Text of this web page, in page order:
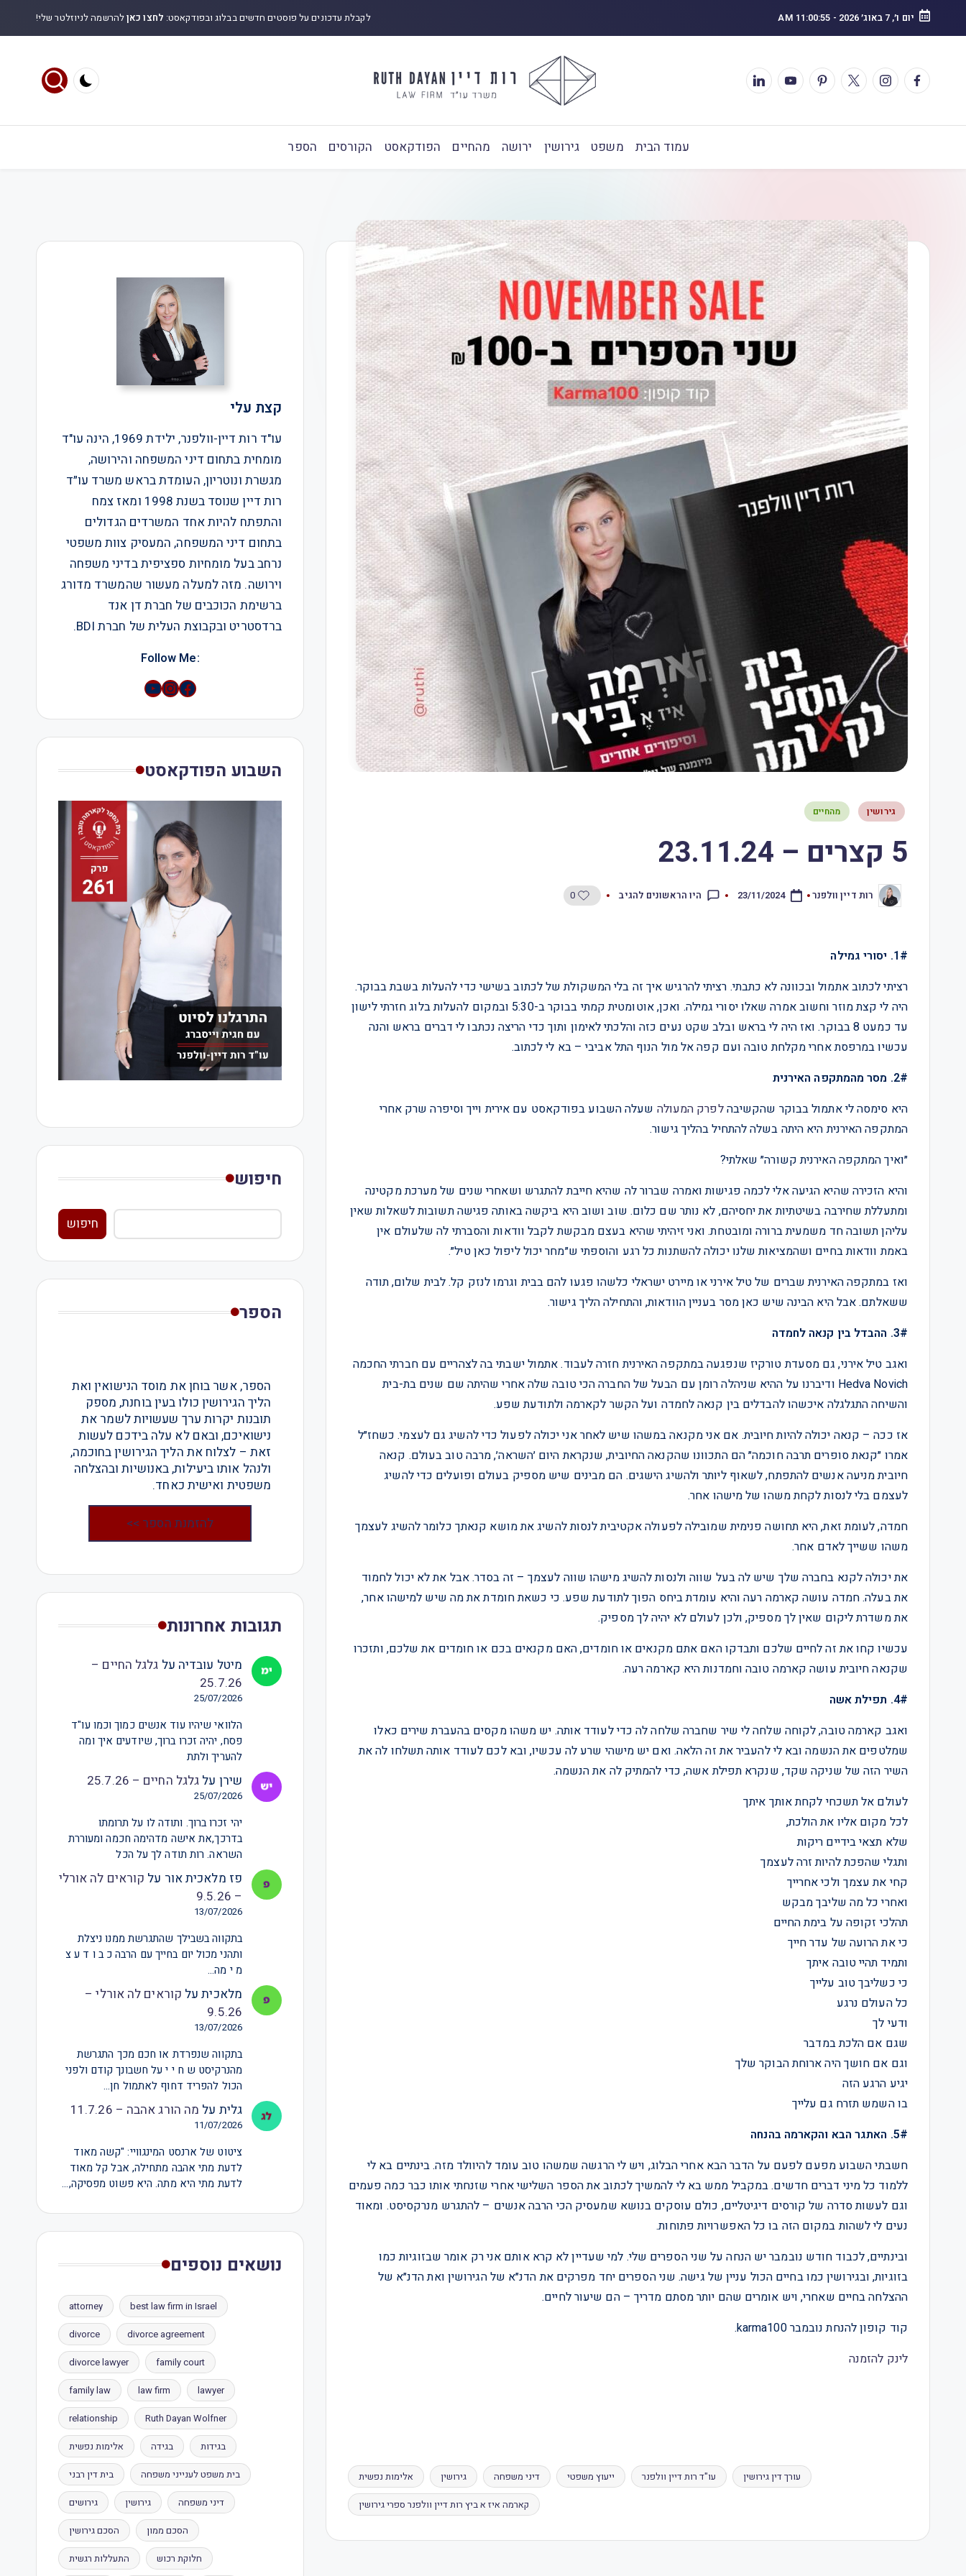
יום ו׳, 7 באוג׳ 2026 -
11:00:56 AM לקבלת עדכונים על פוסטים חדשים בבלוג ובפודקאסט: לחצו כאןלהרשמה לניוזלטר שלי!
עמוד הבית משפט גירושין ירושה מהחיים הפודקאסט הקורסים הספר
גירושין מהחיים
5 קצרים – 23.11.24
רות דיין וולפנר 23/11/2024 היו הראשונים להגיב 0
1#. יסורי גמילה
רציתי לכתוב אתמול ובכוונה לא כתבתי. רציתי להרגיש איך זה בלי המשקולת של לכתוב בשישי כדי להעלות בשבת בבוקר.
היה לי קצת מוזר וחשוב אמרה שאלו יסורי גמילה. ואכן, אוטומטית קמתי בבוקר ב-5:30 ובמקום להעלות בלוג חזרתי לישון
עד כמעט 8 בבוקר. ואז היה לי בראש ובלב שקט נעים כזה והלכתי לאימון ותוך כדי הריצה נכתבו לי דברים בראש והנה
עכשיו במרפסת אחרי מקלחת טובה ועם קפה אל מול הנוף התל אביבי – בא לי לכתוב.
2#. מסר מהמתקפה האירנית
היא סימסה לי אתמול בבוקר שהקשיבהלפרק המעולה שעלה השבוע בפודקאסט עם אירית וייך וסיפרה שרק אחרי
המתקפה האירנית היא היתה בשלה להתחיל בהליך גישור.
״ואיך המתקפה האירנית קשורה״ שאלתי?
והיא הזכירה שהיא הגיעה אלי לכמה פגישות ואמרה שברור לה שהיא חייבת להתגרש ושאחרי שנים של מערכת מקטינה
ומתעללת שחירבה בשיטתיות את יחסיהם, לא נותר שם כלום. שוב ושוב היא ביקשה באותה פגישה תשובות לשאלות שאין
עליהן תשובה חד משמעית ברורה ומובטחת. ואני זיהיתי שהיא בעצם מבקשת לקבל וודאות והסברתי לה שלעולם אין
באמת וודאות בחיים ושהמציאות שלנו יכולה להשתנות כל רגע והוספתי ש״מחר יכול ליפול כאן טיל״.
ואז במתקפה האירנית שברים של טיל אירני או מיירט ישראלי כלשהו פגעו להם בבית וגרמו לנזק קל. לבית שלום, תודה
ששאלתם. אבל היא הבינה שיש כאן מסר בעניין הוודאות, והתחילה הליך גישור.
3#. ההבדל בין קנאה לחמדה
ואגב טיל אירני, גם מסעדת טורקיז שנפגעה במתקפה האירנית חזרה לעבוד. אתמול ישבתי בה לצהריים עם חברתי החכמה
Hedva Novich ודיברנו על ההיא שניהלה רומן עם הבעל של החברה הכי טובה שלה אחרי שהיתה שם שנים בת-בית
והשיחה התגלגלה איכשהו להבדלים בין קנאה לחמדה ועל הקשר לקארמה ולתודעת שפע.
אז ככה – קנאה יכולה להיות חיובית. אם אני מקנאה במשהו שיש לאחר אני יכולה לפעול כדי להשיג גם לעצמי. כשחז״ל
אמרו ״קנאת סופרים תרבה חוכמה״ הם התכוונו שהקנאה החיובית, שנקראת היום ׳השראה׳, מרבה טוב בעולם. קנאה
חיובית מניעה אנשים להתפתח, לשאוף ליותר ולהשיג הישגים. הם מבינים שיש מספיק בעולם ופועלים כדי להשיג
לעצמם בלי לנסות לקחת משהו של מישהו אחר.
חמדה, לעומת זאת, היא תחושה פנימית שמובילה לפעולה אקטיבית לנסות להשיג את מושא קנאתך כלומר להשיג לעצמך
משהו ששייך לאדם אחר.
את יכולה לקנא בחברה שלך שיש לה בעל שווה ולנסות להשיג מישהו שווה לעצמך – זה בסדר. אבל את לא יכול לחמוד
את בעלה. חמדה עושה קארמה רעה והיא עומדת ביחס הפוך לתודעת שפע. כי כשאת חומדת את מה שיש למישהו אחר,
את משדרת ליקום שאין לך מספיק, ולכן לעולם לא יהיה לך מספיק.
עכשיו קחו את זה לחיים שלכם ותבדקו האם אתם מקנאים או חומדים, האם מקנאים בכם או חומדים את שלכם, ותזכרו
שקנאה חיובית עושה קארמה טובה וחמדנות היא קארמה רעה.
4#. תפילת אשה
ואגב קארמה טובה, לקוחה שלחה לי שיר שחברה שלחה לה כדי לעודד אותה. יש משהו מקסים בהעברת שירים כאלו
שמלטפים את הנשמה ובא לי להעביר את זה הלאה. ואם יש מישהי שרע לה עכשיו, ובא לכם לעודד אותה תשלחו לה את
השיר הזה של שניקה שקד, שנקרא תפילת אשה, כדי להמתיק לה את הנשמה.
לעולם אל תשכחי לקחת אותך איתך
לכל מקום אליו את הולכת,
שלא תצאי בידיים ריקות
ותגלי שהפכת להיות זרה לעצמך
קחי את עצמך ולכי אחרייך
ואחרי כל מה שליבך מבקש
תהלכי זקופה על בימת החיים
כי את הרועה של עדר חייך
ותמיד תהיי טובה איתך
כי כשליבך טוב עלייך
כל העולם נרגע
ודעי לך
שגם אם הלכת במדבר
וגם אם חושך היה ארוחת הבוקר שלך
יגיע הרגע הזה
בו השמש תזרח גם עלייך
5#. האתגר הבא והקארמה בהנחה
חשבתי השבוע מפעם לפעם על הדבר הבא אחרי הבלוג, ויש לי הרגשה שמשהו טוב עומד להיוולד מזה. בינתיים בא לי
ללמוד כל מיני דברים חדשים. במקביל ממש בא לי להמשיך לכתוב את הספר השלישי אחרי שזנחתי אותו כבר כמה פעמים
וגם לעשות סדרה של קורסים דיגיטליים, כולם עוסקים בנושא שמעסיק הכי הרבה אנשים – להתגרש מנרקסיסט. ומאוד
נעים לי לשהות במקום הזה בו כל האפשרויות פתוחות.
ובינתיים, לכבוד חודש נובמבר יש הנחה על שני הספרים שלי. למי שעדיין לא קרא אותם אני רק אומר שבזוגיות כמו
בזוגיות, ובגירושין כמו בחיים הכול עניין של גישה. שני הספרים יחד מפרקים את הדנ״א של הגירושין ואת הדנ״א של
ההצלחה בחיים שאחרי, ויש אומרים שהם יותר מסתם מדריך – הם שיעור לחיים.
קוד קופון להנחת נובמבר karma100.
לינק להזמנה
אלימות נפשית גירושין דיני משפחה ייעוץ משפטי עו"ד רות דיין וולפנר עורך דין גירושין
קארמה איז א ביץ רות דיין וולפנר ספרי גירושין
קצת עלי
עו"ד רות דיין-וולפנר, ילידת 1969, הינה עו"ד
מומחית בתחום דיני המשפחה והירושה,
מגשרת ונוטריון, העומדת בראש משרד עו״ד
רות דיין שנוסד בשנת 1998 ומאז צמח
והתפתח להיות אחד המשרדים הגדולים
בתחום דיני המשפחה, המעסיק צוות משפטי
נרחב בעל מומחיות ספציפית בדיני משפחה
וירושה. מזה למעלה מעשור שהמשרד מדורג
ברשימת הכוכבים של חברת דן אנד
ברדסטריט ובקבוצת העלית של חברת BDI.
:Follow Me
Instagram
YouTube
השבוע הפודקאסט
חיפוש
חיפוש
הספר
הספר, אשר בוחן את מוסד הנישואין ואת
הליך הגירושין כולו בעין בוחנת, מספק
תובנות יקרות ערך שעשויות לשמר את
נישואיכם, ובאם לא עלה בידכם לעשות
זאת – לצלוח את הליך הגירושין בחוכמה,
ולנהל אותו ביעילות, באנושיות ובהצלחה
משפטית ואישית כאחד.
להזמנת הספר >>
תגובות אחרונות
מיטל עובדיה על גלגל החיים –
25.7.26
25/07/2026
הלוואי שיהיו עוד אנשים כמוך וכמו עו"ד
פסח, יהיה זכרו ברוך, שיודעים איך ומה
להעריך ולתת
שירן על גלגל החיים – 25.7.26
25/07/2026
יהי זכרו ברוך. ותודה לו על תרומתו
בדרכך,את אישה מדהימה חכמה ומעוררת
השראה. רות תודה לך על הכל
פז מלאכית אור על קוראים לה אורלי
– 9.5.26
13/07/2026
בתקווה בשבילך שהתגרשת ממנו ניצלת
ותהני מכול יום בחייך עם הרבה כ ב ו ד ע צ
מ י מה…
מלאכיתעל קוראים לה אורלי –
9.5.26
13/07/2026
בתקווה שנפרדת או חכם מכך התגרשת
מהנרקיסט ש ח י י על חשבונך קודם ולפני
הכול להפריד דחוף לאתמול חן…
גלית על מה הורג אהבה – 11.7.26
11/07/2026
ציטוט של ארנסט המינגוויי: "קשה מאוד
לדעת מתי אהבה מתחילה, אבל קל מאוד
לדעת מתי היא מתה. היא פשוט מפסיקה,…
נושאים נוספים
attorney best law firm in Israel
divorce divorce agreement
divorce lawyer family court
family law law firm lawyer
relationship Ruth Dayan Wolfner
אלימות נפשית בגידה בגידות
בית דין רבני בית משפט לענייני משפחה
גירושים גירושין דיני משפחה
הסכם גירושין הסכם ממון
התעללות רגשית חלוקת רכוש